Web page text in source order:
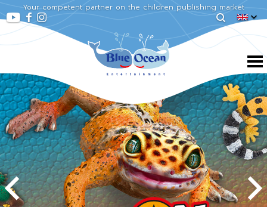
Your competent partner on the children publishing market